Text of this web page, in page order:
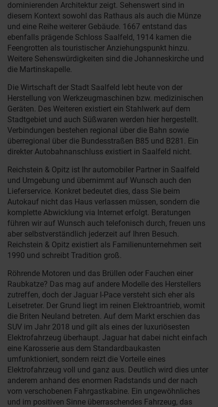
dominierenden Architektur zeigt. Sehenswert sind in
diesem Kontext sowohl das Rathaus als auch die Münze
und eine Reihe weiterer Gebäude. 1667 entstand das
ebenfalls prägende Schloss Saalfeld, 1914 kamen die
Feengrotten als touristischer Anziehungspunkt hinzu.
Weitere Sehenswürdigkeiten sind die Johanneskirche und
die Martinskapelle.
Die Wirtschaft der Stadt Saalfeld lebt heute von der
Herstellung von Werkzeugmaschinen bzw. medizinischen
Geräten. Des Weiteren existiert ein Stahlwerk auf dem
Stadtgebiet und auch Süßwaren werden hier hergestellt.
Verbindungen bestehen regional über die Bahn sowie
überregional über die Bundesstraßen B85 und B281. Ein
direkter Autobahnanschluss existiert in Saalfeld nicht.
Reichstein & Opitz ist Ihr automobiler Partner in Saalfeld
und Umgebung und übernimmt auf Wunsch auch den
Lieferservice. Konkret bedeutet dies, dass Sie beim
Autokauf nicht das Haus verlassen müssen, sondern die
komplette Abwicklung via Internet erfolgt. Beratungen
führen wir auf Wunsch auch telefonisch durch, freuen uns
aber selbstverständlich jederzeit auf Ihren Besuch.
Reichstein & Opitz existiert als Familienunternehmen seit
1990 und schreibt Tradition groß.
Röhrende Motoren und das Brüllen oder Fauchen einer
Raubkatze? Das mag auf andere Modelle des Herstellers
zutreffen, doch der Jaguar I-Pace versteht sich eher als
Leisetreter. Der Grund liegt im reinen Elektroantrieb, womit
die Briten Neuland betreten. Auf dem Markt erschien das
SUV im Jahr 2018 und gilt als eines der luxuriösesten
Elektrofahrzeug überhaupt. Jaguar hat dabei nicht einfach
eine Karosserie aus dem Standardbaukasten
umfunktioniert, sondern reizt die Vorteile eines
Elektrofahrzeug voll und ganz aus. Deutlich wird dies unter
anderem anhand des enormen Radstands und der nach
vorn verschobenen Fahrgastkabine. Ein ungewöhnliches
und im positiven Sinne überraschendes Fahrzeug, das